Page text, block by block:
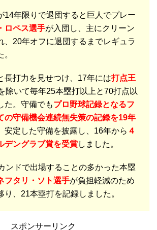
14年限りで退団すると巨人でプレー
ロペス選手が入団し、主にクリーン
、20年オフに退団するまでレギュラ
長打力を見せつけ、17年には打点王
除いて毎年25本塁打以上と70打点以
た。守備でもプロ野球記録となるフ
の守備機会連続無失策の記録を19年
安定した守備を披露し、16年から ４
デングラブ賞を受賞しました。
ンドで出場することの多かった本塁
フタリ・ソト選手が負担軽減のため
り、21本塁打を記録しました。
スポンサーリンク